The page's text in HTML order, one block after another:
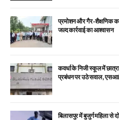
प्रमोशन और गैर-शैक्षणिक
जल्द कार्रवाई का आश्वासन
कवर्धा के निजी स्कूल में
प्रबंधन पर उठे सवाल,
बिलासपुर में बुजुर्ग महिला से